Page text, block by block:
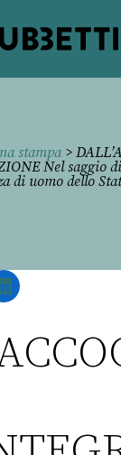
stampa>
Nel saggio
di uomo dello